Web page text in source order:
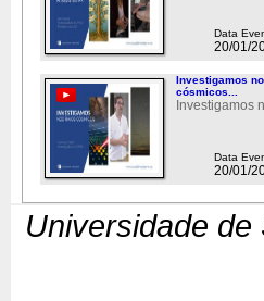
Data
20/01/
Investigamos
cósmicos...
Investigamos
Data
20/01/
Universidade de